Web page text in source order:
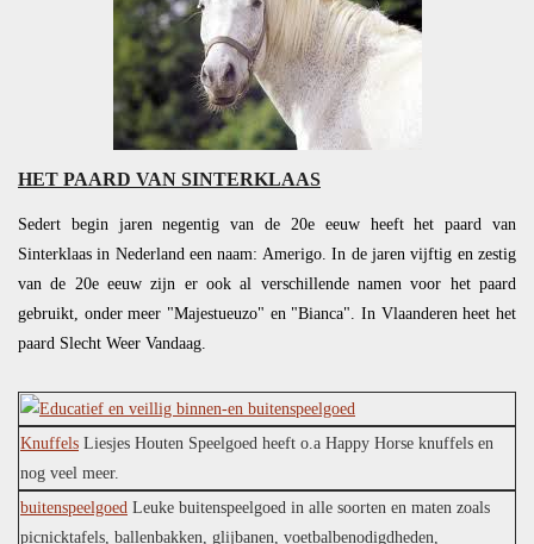
HET PAARD VAN SINTERKLAAS
Sedert begin jaren negentig van de 20e eeuw heeft het paard van
Sinterklaas in Nederland een naam: Amerigo. In de jaren vijftig en zestig
van de 20e eeuw zijn er ook al verschillende namen voor het paard
gebruikt, onder meer "Majestueuzo" en "Bianca". In Vlaanderen heet het
paard Slecht Weer Vandaag.
Knuffels Liesjes Houten Speelgoed heeft o.a Happy Horse knuffels en
nog veel meer.
buitenspeelgoed Leuke buitenspeelgoed in alle soorten en maten zoals
picnicktafels, ballenbakken, glijbanen, voetbalbenodigdheden,